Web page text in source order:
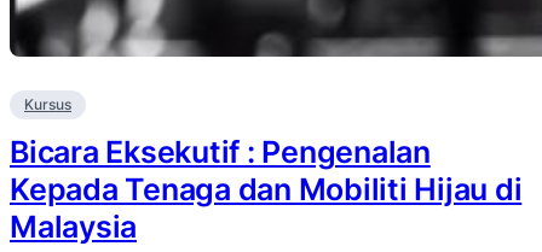
Kursus
Bicara Eksekutif : Pengenalan
Kepada Tenaga dan Mobiliti Hijau di
Malaysia